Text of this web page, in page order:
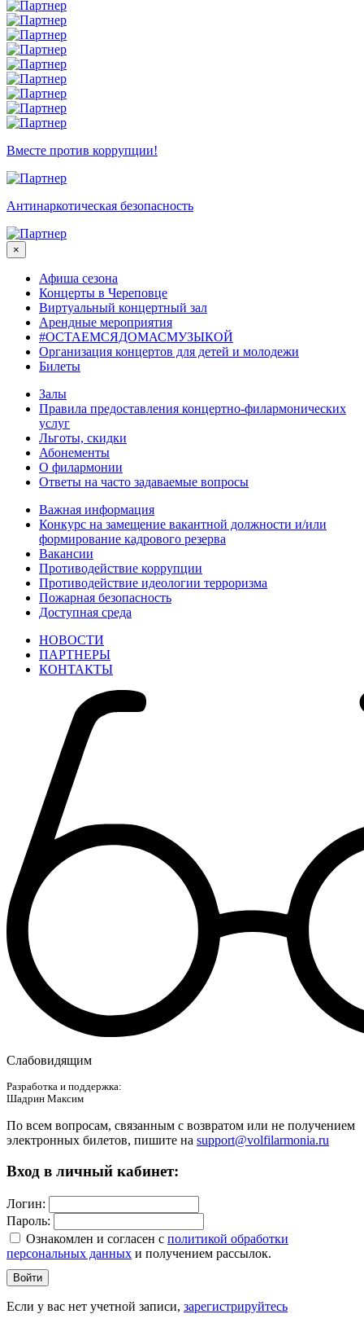
Вместе против коррупции!
Антинаркотическая безопасность
×
Афиша сезона
Концерты в Череповце
Виртуальный концертный зал
Арендные мероприятия
#ОСТАЕМСЯДОМАСМУЗЫКОЙ
Организация концертов для детей и молодежи
Билеты
Залы
Правила предоставления концертно-филармонических
услуг
Льготы, скидки
Абонементы
О филармонии
Ответы на часто задаваемые вопросы
Важная информация
Конкурс на замещение вакантной должности и/или
формирование кадрового резерва
Вакансии
Противодействие коррупции
Противодействие идеологии терроризма
Пожарная безопасность
Доступная среда
НОВОСТИ
ПАРТНЕРЫ
КОНТАКТЫ
Слабовидящим
Разработка и поддержка:
Шадрин Максим
По всем вопросам, связанным с возвратом или не получением
электронных билетов, пишите на support@volfilarmonia.ru
Вход в личный кабинет:
Логин:
Пароль:
Ознакомлен и согласен c политикой обработки
персональных данных и получением рассылок.
Войти
Если у вас нет учетной записи, зарегистрируйтесь